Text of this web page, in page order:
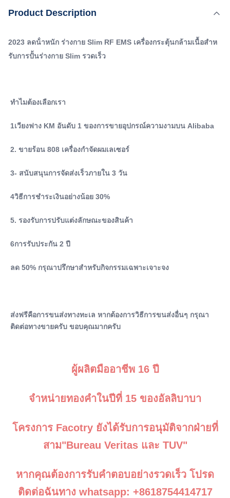
Alibaba 2. ขายร้อน 808 เครื่องกําจัดผมเลเซอร์ 3- สนับสนุน
รองรับการปรับแต่งลักษณะ...
เน้น: เครื่องกระตุ้นกล้ามเนื้อ EMS การปั้นร่างกาย
Type:
Plugs Type:
Application:
Target Area:
Handles:
Product Name::
Shape Of Stimulatio:
Pulsation::
Output Intensity::
ว่าจ้างและการฝึกอบรม, การสนับสนุนทางเทคนิควิดีโ
Warranty:
ems เครื่องกระชับสัดส่วน
Product Description
2023 ลดน้ําหนัก ร่างกาย Slim RF EMS เครื่องกระตุ้นกล้ามเนื้อสําห
รับการปั้นร่างกาย Slim รวดเร็ว
ทําไมต้องเลือกเรา
1เวียงฟาง KM อันดับ 1 ของการขายอุปกรณ์ความงามบน Alibaba
2. ขายร้อน 808 เครื่องกําจัดผมเลเซอร์
3- สนับสนุนการจัดส่งเร็วภายใน 3 วัน
4วิธีการชําระเงินอย่างน้อย 30%
5. รองรับการปรับแต่งลักษณะของสินค้า
6การรับประกัน 2 ปี
ลด 50% กรุณาปรึกษาสําหรับกิจกรรมเฉพาะเจาะจง
ส่งฟรีคือการขนส่งทางทะเล หากต้องการวิธีการขนส่งอื่นๆ กรุณา
ติดต่อทางขายครับ ขอบคุณมากครับ
ผู้ผลิตมืออาชีพ 16 ปี
จําหน่ายทองคําในปีที่ 15 ของอัลลิบาบา
โครงการ Facotry ยังได้รับการอนุมัติจากฝ่ายที่
สาม"Bureau Veritas และ TUV"
หากคุณต้องการรับคําตอบอย่างรวดเร็ว โปรด
ติดต่อฉันทาง whatsapp: +8618754414717